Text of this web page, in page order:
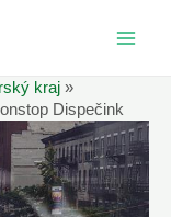
kraj
Dispečink